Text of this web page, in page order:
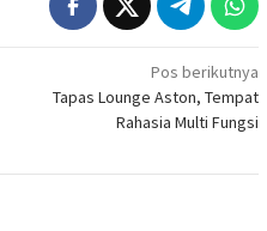
Pos berikutnya
Tapas Lounge Aston, Tempat
Rahasia Multi Fungsi